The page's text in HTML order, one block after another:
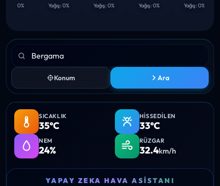
0% Yağış: 0% Yağış: 0% Yağış: 0% Yağış: 0%
Konum Ara
SICAKLIK
35°C
HISSEDILEN
33°C
NEM
24%
RÜZGAR
32.4km/h
YAPAY ZEKA HAVA ASISTANI